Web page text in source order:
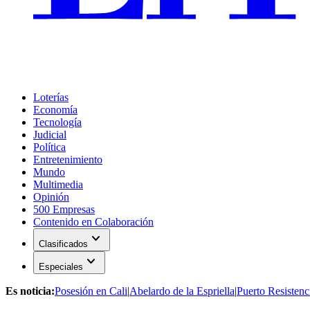
Loterías
Economía
Tecnología
Judicial
Política
Entretenimiento
Mundo
Multimedia
Opinión
500 Empresas
Contenido en Colaboración
Clasificados expand_more
Especiales expand_more
Es noticia:Posesión en Cali|Abelardo de la Espriella|Puerto